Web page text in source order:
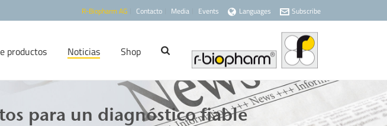
R-Biopharm AG Contacto Media Events Languages Subscribe
productos Noticias Shop
para un diagnóstico fiable